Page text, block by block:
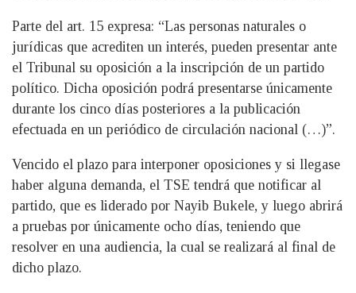
Parte del art. 15 expresa: “Las personas naturales o
jurídicas que acrediten un interés, pueden presentar ante
el Tribunal su oposición a la inscripción de un partido
político. Dicha oposición podrá presentarse únicamente
durante los cinco días posteriores a la publicación
efectuada en un periódico de circulación nacional (…)”.
Vencido el plazo para interponer oposiciones y si llegase
haber alguna demanda, el TSE tendrá que notificar al
partido, que es liderado por Nayib Bukele, y luego abrirá
a pruebas por únicamente ocho días, teniendo que
resolver en una audiencia, la cual se realizará al final de
dicho plazo.